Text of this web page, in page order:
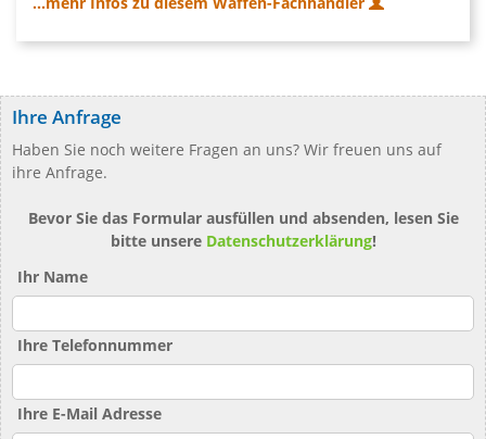
Ihre Anfrage
Haben Sie noch weitere Fragen an uns? Wir freuen uns auf
ihre Anfrage.
Bevor Sie das Formular ausfüllen und absenden, lesen Sie
bitte unsere Datenschutzerklärung!
Ihr Name
Ihre Telefonnummer
Ihre E-Mail Adresse